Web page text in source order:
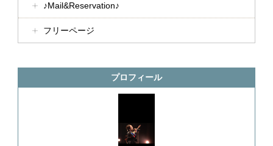
♪Mail&Reservation♪
フリーページ
プロフィール